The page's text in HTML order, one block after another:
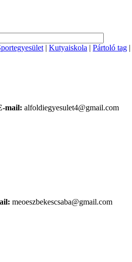
| Kutyaiskola | Pártoló tag |
mail: alfoldiegyesulet4@gmail.com
meoeszbekescsaba@gmail.com